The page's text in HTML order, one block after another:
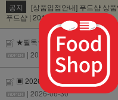
공지
[상품입점안내] 푸드샵 상
푸드샵 | 2016-12-28
★필독★ 2026년 7월 제헌절로
| 2026-07-07
▣ 2026년 7월 카드사 무이자 할
| 2026-06-30